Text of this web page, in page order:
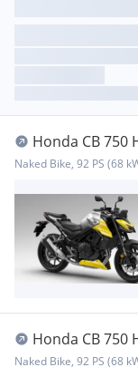
Honda CB
Naked Bike, 92 PS (68
Honda CB 750
Naked Bike, 92 PS (68